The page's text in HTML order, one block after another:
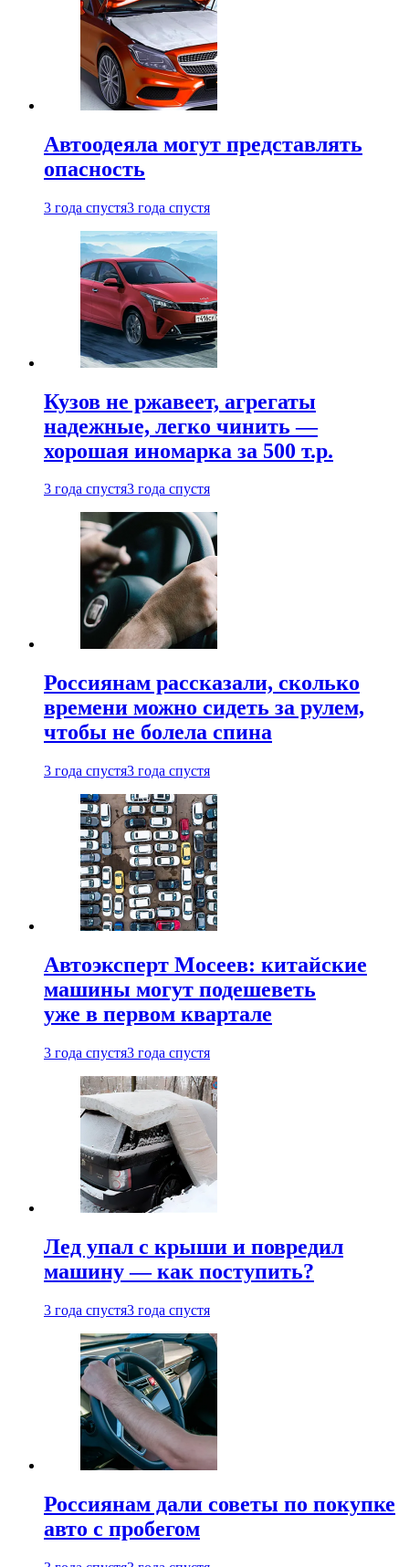
Автоодеяла могут представлять
опасность
3 года спустя3 года спустя
Кузов не ржавеет, агрегаты
надежные, легко чинить —
хорошая иномарка за 500 т.р.
3 года спустя3 года спустя
Россиянам рассказали, сколько
времени можно сидеть за рулем,
чтобы не болела спина
3 года спустя3 года спустя
Автоэксперт Мосеев: китайские
машины могут подешеветь
уже в первом квартале
3 года спустя3 года спустя
Лед упал с крыши и повредил
машину — как поступить?
3 года спустя3 года спустя
Россиянам дали советы по покупке
авто с пробегом